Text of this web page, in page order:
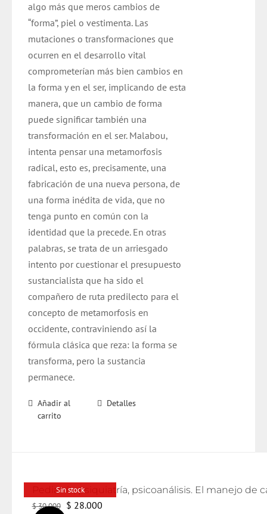
algo más que meros cambios de
“forma”, piel o vestimenta. Las
mutaciones o transformaciones que
ocurren en el desarrollo vital
comprometerían más bien cambios en
la forma y en el ser, implicando de esta
manera, que un cambio de forma
puede significar también una
transformación en el ser. Malabou,
intenta pensar una metamorfosis
radical, esto es, precisamente, una
fabricación de una nueva persona, de
una forma inédita de vida, que no
tenga punto en común con la
identidad que la precede. En otras
palabras, se trata de un arriesgado
intento por cuestionar el presupuesto
sustancialista que ha sido el
compañero de ruta predilecto para el
concepto de metamorfosis en
occidente, contraviniendo así la
fórmula clásica que reza: la forma se
transforma, pero la sustancia
permanece.
Añadir al
carrito
Detalles
Sin stock
$30.000
El
$ 28.000El